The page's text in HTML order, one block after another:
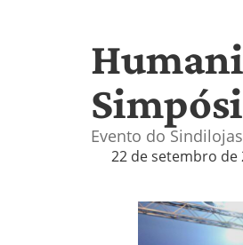
Evento do
22 de setembro de